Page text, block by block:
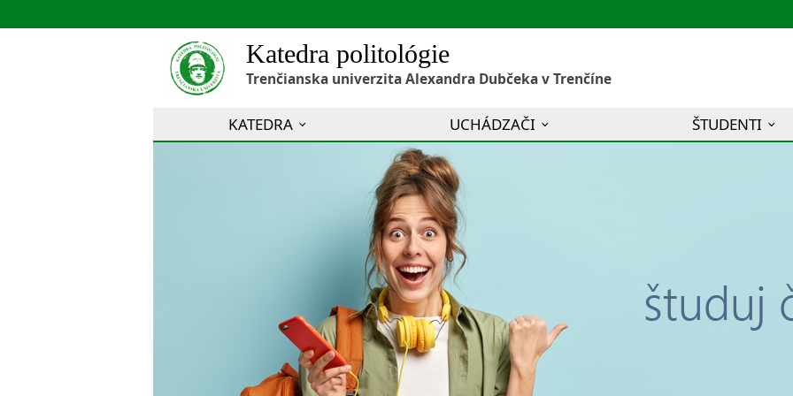
Katedra politológie
Trenčianska univerzita Alexandra Dubčeka v Trenčíne
KATEDRA UCHÁDZAČI ŠTUDENTI